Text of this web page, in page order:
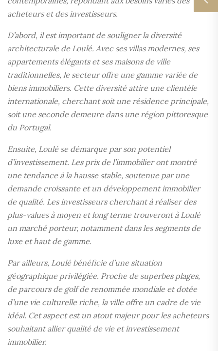
acheteurs et des investisseurs.
D’abord, il est important de souligner la diversité
architecturale de Loulé. Avec ses villas modernes, ses
appartements élégants et ses maisons de ville
traditionnelles, le secteur offre une gamme variée de
biens immobiliers. Cette diversité attire une clientèle
internationale, cherchant soit une résidence principale,
soit une seconde demeure dans une région pittoresque
du Portugal.
Ensuite, Loulé se démarque par son potentiel
d’investissement. Les prix de l’immobilier ont montré
une tendance à la hausse stable, soutenue par une
demande croissante et un développement immobilier
de qualité. Les investisseurs cherchant à réaliser des
plus-values à moyen et long terme trouveront à Loulé
un marché porteur, notamment dans les segments de
luxe et haut de gamme.
Par ailleurs, Loulé bénéficie d’une situation
géographique privilégiée. Proche de superbes plages,
de parcours de golf de renommée mondiale et dotée
d’une vie culturelle riche, la ville offre un cadre de vie
idéal. Cet aspect est un atout majeur pour les acheteurs
souhaitant allier qualité de vie et investissement
immobilier.